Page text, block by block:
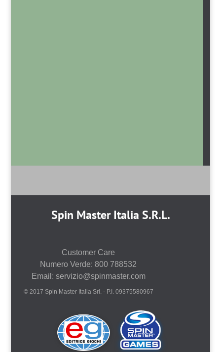
Spin Master Italia S.R.L.
Customer Care
Numero Verde: 800 788532
Email: servizio@spinmaster.com
© 2017 Spin Master Italia Srl. - P.I. 09375580967